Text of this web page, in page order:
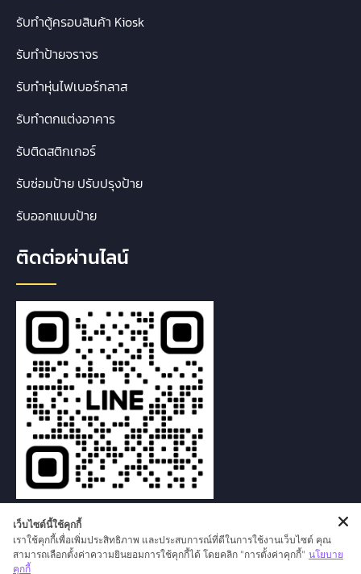
รับทำตู้ครอบสินค้า Kiosk
รับทำป้ายจราจร
รับทำหุ่นไฟเบอร์กลาส
รับทำตกแต่งอาคาร
รับติดสติกเกอร์
รับซ่อมป้าย ปรับปรุงป้าย
รับออกแบบป้าย
ติดต่อผ่านไลน์
เว็บไซต์นี้ใช้คุกกี้
เราใช้คุกกี้เพื่อเพิ่มประสิทธิภาพ และประสบการณ์ที่ดีในการใช้งานเว็บไซต์ คุณ
สามารถเลือกตั้งค่าความยินยอมการใช้คุกกี้ได้ โดยคลิก "การตั้งค่าคุกกี้" นโยบาย
คุกกี้